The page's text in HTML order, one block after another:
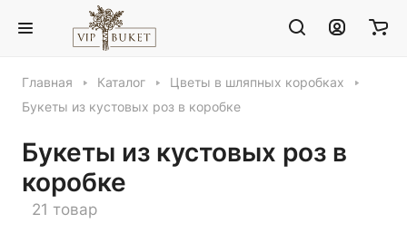
Главная Каталог
Цветы в шляпных коробках
Букеты из кустовых роз в коробке
Букеты из кустовых роз в
коробке
21 товар